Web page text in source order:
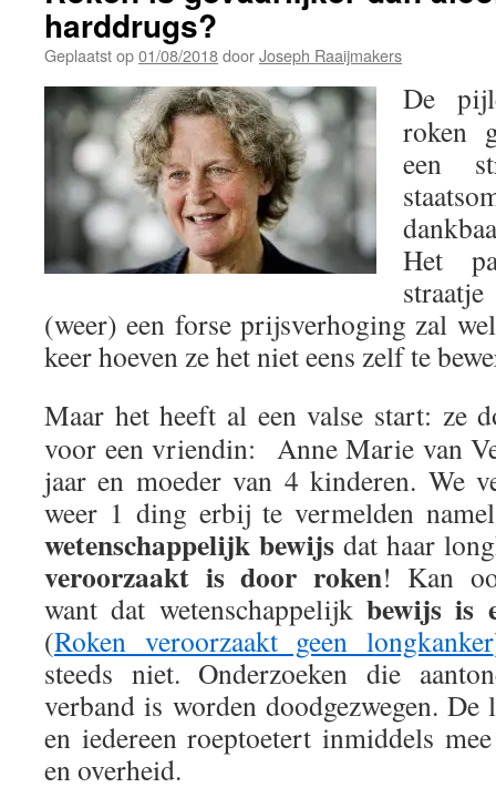
harddrugs?
Geplaatst op01/08/2018doorJoseph Raaijmakers
De
roken
een
Het
(weer) een forse prijsverhoging zal
keer hoeven ze het niet eens zelf te
Maar het heeft al een valse start: ze
voor een vriendin: Anne Marie van
jaar en moeder van 4 kinderen. We
weer 1 ding erbij te vermelden
wetenschappelijk bewijs dat haar
veroorzaakt is door roken! Kan
want dat wetenschappelijk bewijs is
(Roken veroorzaakt geen longkanker
steeds niet. Onderzoeken die
verband is worden doodgezwegen.
en iedereen roeptoetert inmiddels
en overheid.